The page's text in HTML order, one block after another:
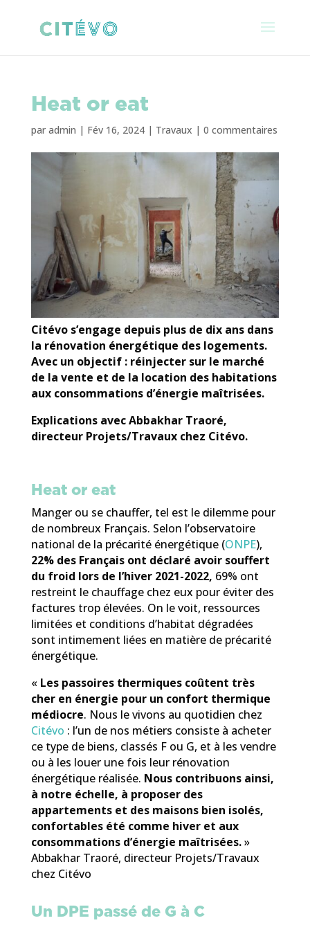
Heat or eat
par admin | Fév 16, 2024| Travaux | 0 commentaires
Citévo s’engage depuis plus de dix ans dans
la rénovation énergétique des logements.
Avec un objectif : réinjecter sur le marché
de la vente et de la location des habitations
aux consommations d’énergie maîtrisées.
Explications avec Abbakhar Traoré,
directeur Projets/Travaux chez Citévo.
Heat or eat
Manger ou se chauffer, tel est le dilemme pour
de nombreux Français. Selon l’observatoire
national de la précarité énergétique (ONPE),
22% des Français ont déclaré avoir souffert
du froid lors de l’hiver 2021-2022, 69% ont
restreint le chauffage chez eux pour éviter des
factures trop élevées. On le voit, ressources
limitées et conditions d’habitat dégradées
sont intimement liées en matière de précarité
énergétique.
« Les passoires thermiques coûtent très
cher en énergie pour un confort thermique
médiocre. Nous le vivons au quotidien chez
Citévo : l’un de nos métiers consiste à acheter
ce type de biens, classés F ou G, et à les vendre
ou à les louer une fois leur rénovation
énergétique réalisée. Nous contribuons ainsi,
à notre échelle, à proposer des
appartements et des maisons bien isolés,
confortables été comme hiver et aux
consommations d’énergie maîtrisées.»
Abbakhar Traoré, directeur Projets/Travaux
chez Citévo
Un DPE passé de G à C